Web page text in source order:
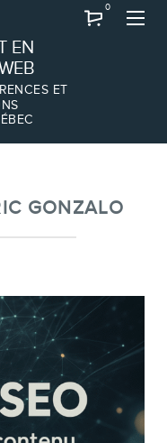
EN
ET
0
GONZALO